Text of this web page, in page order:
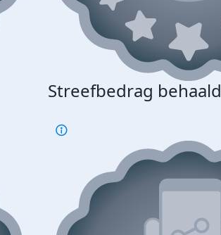
Streefbedrag behaald